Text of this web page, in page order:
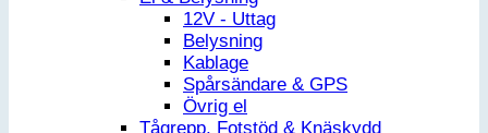
12V - Uttag
Belysning
Kablage
Spårsändare & GPS
Övrig el
Tågrepp, Fotstöd & Knäskydd